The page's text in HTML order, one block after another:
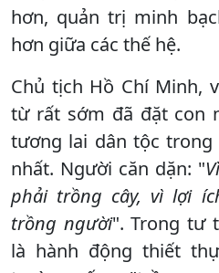
hơn, quản trị minh
hơn giữa các thế hệ.
Chủ tịch Hồ Chí Minh,
từ rất sớm đã đặt con
tương lai dân tộc
nhất. Người căn dặn: "
phải trồng cây, vì lợi
trồng người". Trong tư
là hành động thiết